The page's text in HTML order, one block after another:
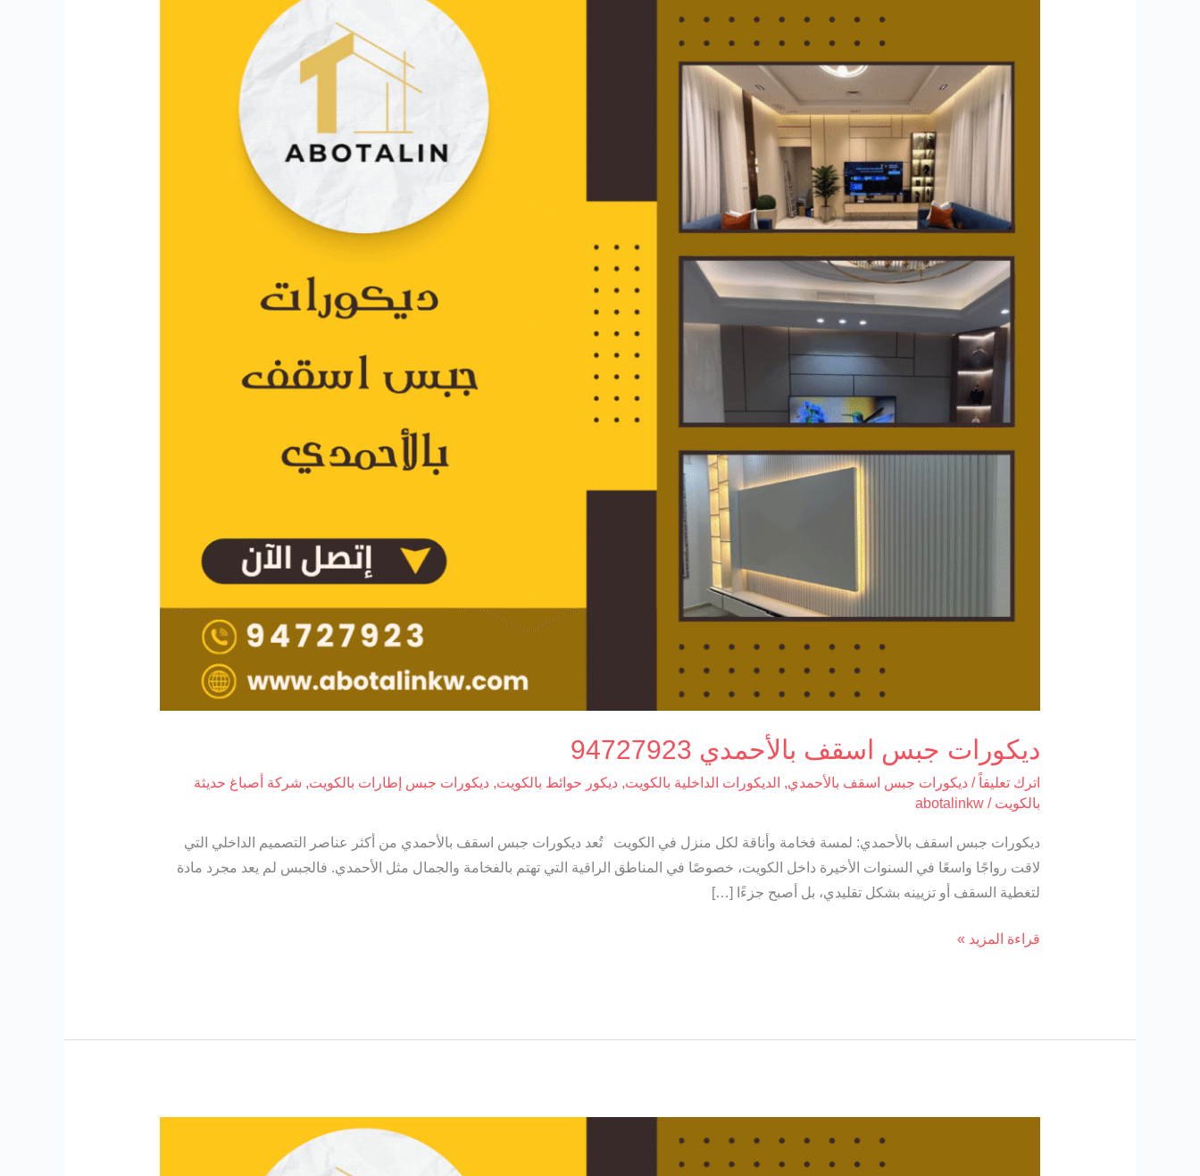
ديكورات جبس اسقف بالأحمدي 94727923
اترك تعليقاً / ديكورات جبس اسقف بالأحمدي, الديكورات الداخلية بالكويت, ديكور حوائط بالكويت, ديكورات جبس إطارات بالكويت, شركة أصباغ حديثة
بالكويت /
abotalinkw
ديكورات جبس اسقف بالأحمدي: لمسة فخامة وأناقة لكل منزل في الكويت تُعد ديكورات جبس اسقف بالأحمدي من أكثر عناصر التصميم الداخلي التي
لاقت رواجًا واسعًا في السنوات الأخيرة داخل الكويت، خصوصًا في المناطق الراقية التي تهتم بالفخامة والجمال مثل الأحمدي. فالجبس لم يعد مجرد مادة
لتغطية السقف أو تزيينه بشكل تقليدي، بل أصبح جزءًا […]
بالأحمدي
94727923
قراءة المزيد »